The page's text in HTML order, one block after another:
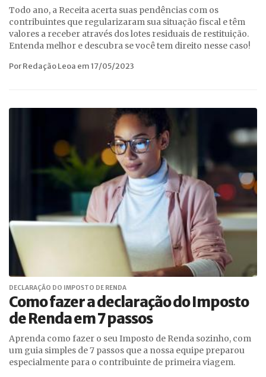
Todo ano, a Receita acerta suas pendências com os
contribuintes que regularizaram sua situação fiscal e têm
valores a receber através dos lotes residuais de restituição.
Entenda melhor e descubra se você tem direito nesse caso!
Por Redação Leoa em 17/05/2023
DECLARAÇÃO DO IMPOSTO DE RENDA
Como fazer a declaração do Imposto
de Renda em 7 passos
Aprenda como fazer o seu Imposto de Renda sozinho, com
um guia simples de 7 passos que a nossa equipe preparou
especialmente para o contribuinte de primeira viagem.